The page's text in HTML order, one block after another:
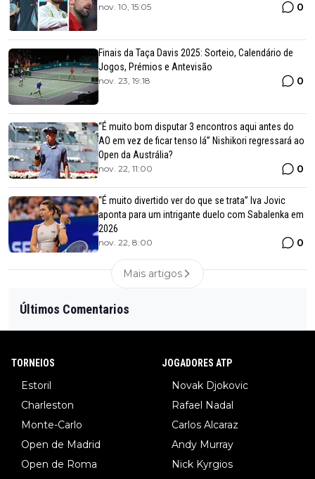
nov. 10, 15:05 0
Finais da Taça Davis 2025: Sorteio, Calendário de
Jogos, Prémios e Antevisão
nov. 23, 19:18 0
“É muito bom disputar 3 encontros aqui antes do
AO em vez de ficar tenso lá” Nishikori regressará ao
Open da Austrália?
nov. 22, 11:00 0
“É muito divertido ver do que se trata” Iva Jovic
aponta para um intrigante duelo com Sabalenka em
2026
nov. 22, 8:00 0
Mais artigos
Últimos Comentarios
TORNEIOS
Estoril
Charleston
Monte-Carlo
Open de Madrid
Open de Roma
JOGADORES ATP
Novak Djokovic
Rafael Nadal
Carlos Alcaraz
Andy Murray
Nick Kyrgios